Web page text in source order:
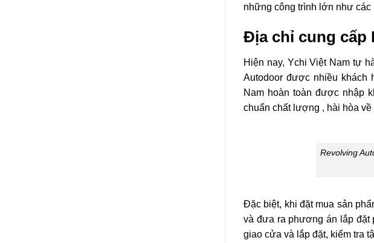
những công trình lớn như
Địa chỉ cung cấp
Hiện nay, Ychi Việt Nam tự
Autodoor được nhiều khách
Nam hoàn toàn được nhập
chuẩn chất lượng , hài hòa
Revolving
Đặc biệt, khi đặt mua sản
và đưa ra phương án lắp đặt
giao cửa và lắp đặt, kiểm tra